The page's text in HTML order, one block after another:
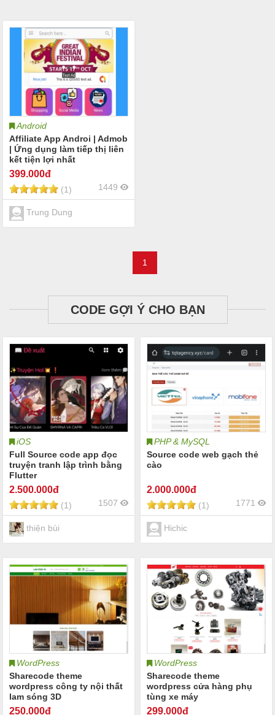
Android
Affiliate App Androi | Admob
| Ứng dụng làm tiếp thị liên
kết tiện lợi nhất
399.000đ
(1) 1449
Trung Dung
1
CODE GỢI Ý CHO BẠN
iOS
Full Source code app đọc
truyện tranh lập trình bằng
Flutter
2.500.000đ
(1) 1507
thiện bùi
PHP & MySQL
Source code web gạch thẻ
cào
2.000.000đ
(1) 1771
Hichic
WordPress
Sharecode theme
wordpress công ty nội thất
lam sóng 3D
250.000đ
WordPress
Sharecode theme
wordpress cửa hàng phụ
tùng xe máy
299.000đ